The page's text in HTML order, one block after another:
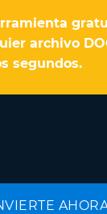
archivo
segundos.